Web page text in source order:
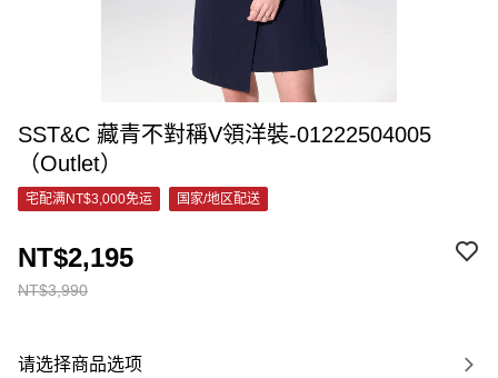
SST&C 藏青不對稱V領洋裝-01222504005
（Outlet）
宅配满NT$3,000免运 国家/地区配送
NT$3,990
NT$2,195
请选择商品选项